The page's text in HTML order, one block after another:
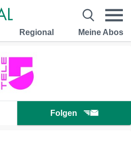
Regional Meine Abos
Folgen